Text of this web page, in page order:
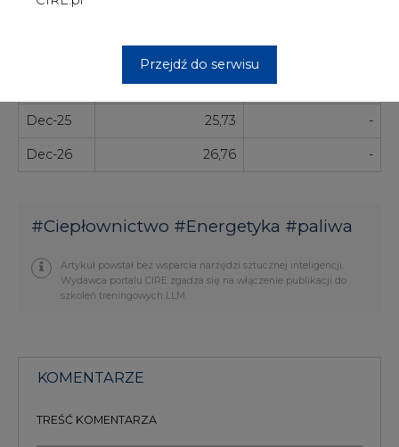
Przejdź do serwisu
24,71
Dec-25 25,73 -
Dec-26 26,76 -
#Ciepłownictwo #Energetyka #paliwa
Artykuł powstał bez wsparcia narzędzi sztucznej inteligencji.
Wydawca portalu CIRE zgadza się na włączenie publikacji do
szkoleń treningowych LLM.
KOMENTARZE
TREŚĆ KOMENTARZA